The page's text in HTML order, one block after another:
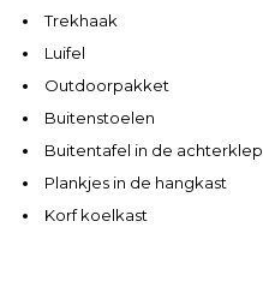
Trekhaak
Luifel
Outdoorpakket
Buitenstoelen
Buitentafel in de achterklep
Plankjes in de hangkast
Korf koelkast